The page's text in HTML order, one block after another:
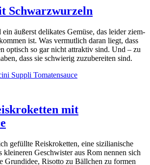
Schwarzwurzeln
äußerst deli­ka­tes Gemü­se, das lei­der ziem­
ist. Was ver­mut­lich dar­an liegt, dass
optisch so gar nicht attrak­tiv sind. Und – zu
dass sie schwie­rig zuzu­be­rei­ten sind.
mit
gefüll­te Reis­kro­ket­ten, eine sizi­lia­ni­sche
klei­ne­ren Geschwis­ter aus Rom nen­nen sich
Grund­idee, Risot­to zu Bäll­chen zu for­men